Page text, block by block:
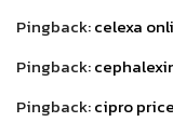
Pingback:celexa
Pingback:
Pingback:cipro